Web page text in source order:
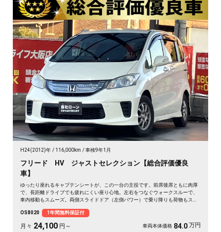
H24(2012)年 116,000km 車検9年1月
フリード HV ジャストセレクション【総合評価優良
車】
ゆったり座れるキャプテンシートが、この一台の主役です。前席後席ともに肉厚
で、長距離ドライブでも疲れにくい座り心地。左右をつなぐウォークスルーで、
車内移動もスムーズ。両側スライドドア（左側パワー）で乗り降りも荷物もスイ
んな時間が似合う一台。月々24100〜で始められます。走りを支えるHVで燃費も
心強い✨🚗💺🎵😊《1年保証付》
OS8020 1年間無料保証付
月々 24,100 円～ 車両本体価格 84.0 万円